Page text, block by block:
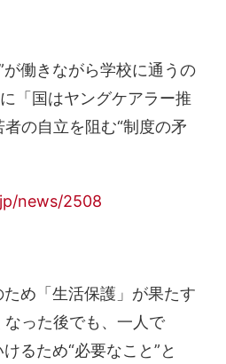
が働きながら学校に通うの
「国はヤングケアラー推
の自立を阻む“制度の矛
news/2508
ため「生活保護」が果たす
った後でも、一人で
るため“必要なこと”と